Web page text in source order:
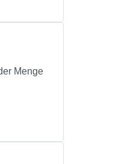
Menge